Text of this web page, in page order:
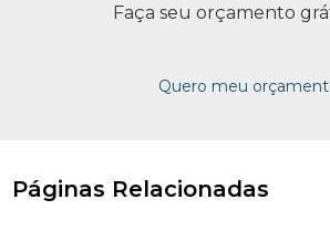
Faça seu orçamento
Quero meu
Páginas Relacionadas